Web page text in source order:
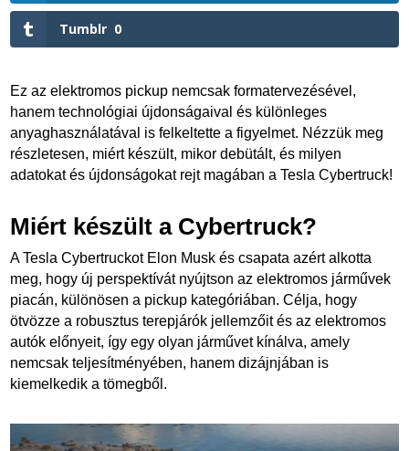
Tumblr 0
Ez az elektromos pickup nemcsak formatervezésével,
hanem technológiai újdonságaival és különleges
anyaghasználatával is felkeltette a figyelmet. Nézzük meg
részletesen, miért készült, mikor debütált, és milyen
adatokat és újdonságokat rejt magában a Tesla Cybertruck!
Miért készült a Cybertruck?
A Tesla Cybertruckot Elon Musk és csapata azért alkotta
meg, hogy új perspektívát nyújtson az elektromos járművek
piacán, különösen a pickup kategóriában. Célja, hogy
ötvözze a robusztus terepjárók jellemzőit és az elektromos
autók előnyeit, így egy olyan járművet kínálva, amely
nemcsak teljesítményében, hanem dizájnjában is
kiemelkedik a tömegből.